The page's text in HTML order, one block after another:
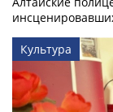
Культура